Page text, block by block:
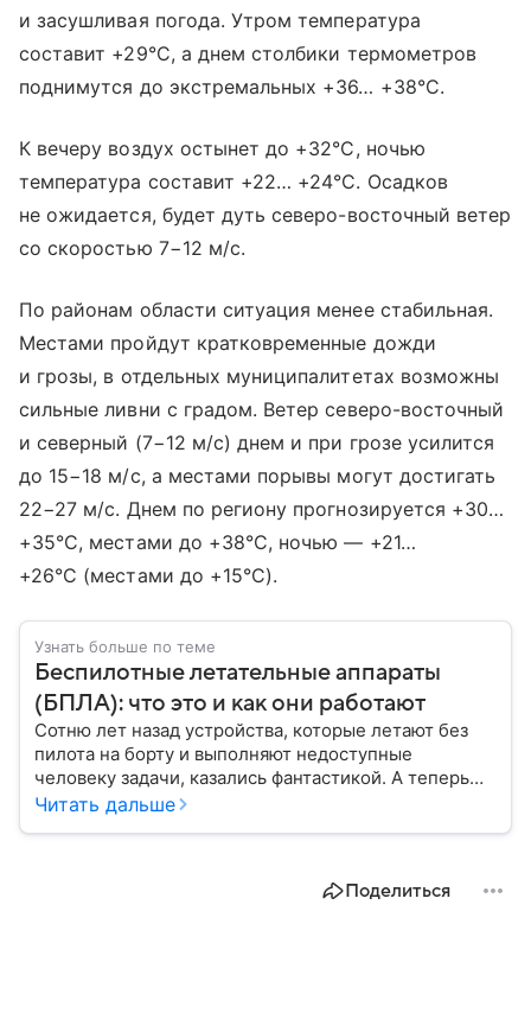
и засушливая погода. Утром температура
составит +29°С, а днем столбики термометров
поднимутся до экстремальных +36… +38°С.
К вечеру воздух остынет до +32°С, ночью
температура составит +22… +24°С. Осадков
не ожидается, будет дуть северо-восточный ветер
со скоростью 7−12 м/с.
По районам области ситуация менее стабильная.
Местами пройдут кратковременные дожди
и грозы, в отдельных муниципалитетах возможны
сильные ливни с градом. Ветер северо-восточный
и северный (7−12 м/с) днем и при грозе усилится
до 15−18 м/с, а местами порывы могут достигать
22−27 м/с. Днем по региону прогнозируется +30…
+35°С, местами до +38°С, ночью — +21…
+26°С (местами до +15°С).
Узнать больше по теме
Беспилотные летательные аппараты
(БПЛА): что это и как они работают
Сотню лет назад устройства, которые летают без
пилота на борту и выполняют недоступные
человеку задачи, казались фантастикой. А теперь
они стали реальностью: собрали главное о
Читать дальше
Поделиться